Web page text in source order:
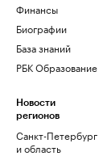
Финансы
Биографии
База знаний
РБК Образование
Новости
регионов
Санкт-Петербург
и область